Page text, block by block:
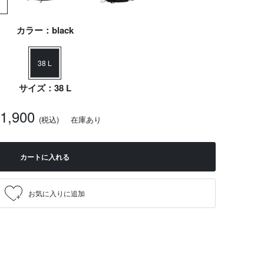
カラー：black
38 L
サイズ：38 L
(税込) 在庫あり
カートに入れる